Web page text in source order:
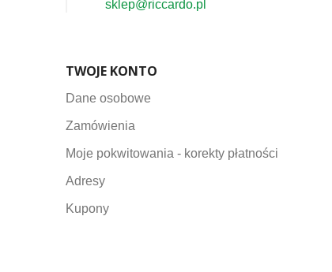
sklep@riccardo.pl
TWOJE KONTO
Dane osobowe
Zamówienia
Moje pokwitowania - korekty płatności
Adresy
Kupony